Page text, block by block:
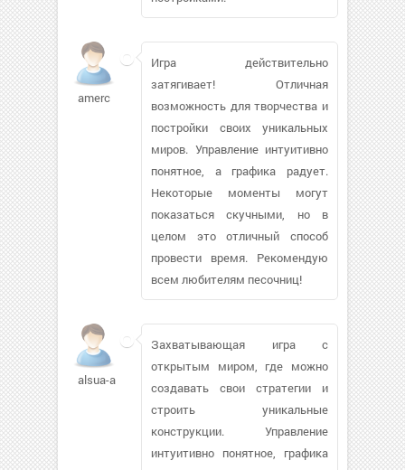
amerc
Игра действительно
затягивает! Отличная
возможность для творчества и
постройки своих уникальных
миров. Управление интуитивно
понятное, а графика радует.
Некоторые моменты могут
показаться скучными, но в
целом это отличный способ
провести время. Рекомендую
всем любителям песочниц!
alsua-a
Захватывающая игра с
открытым миром, где можно
создавать свои стратегии и
строить уникальные
конструкции. Управление
интуитивно понятное, графика